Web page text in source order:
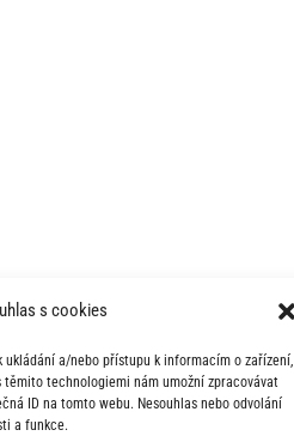
s cookies
ukládání a/nebo přístupu k informacím o zařízení,
technologiemi nám umožní zpracovávat
ID na tomto webu. Nesouhlas nebo odvolání
a funkce.